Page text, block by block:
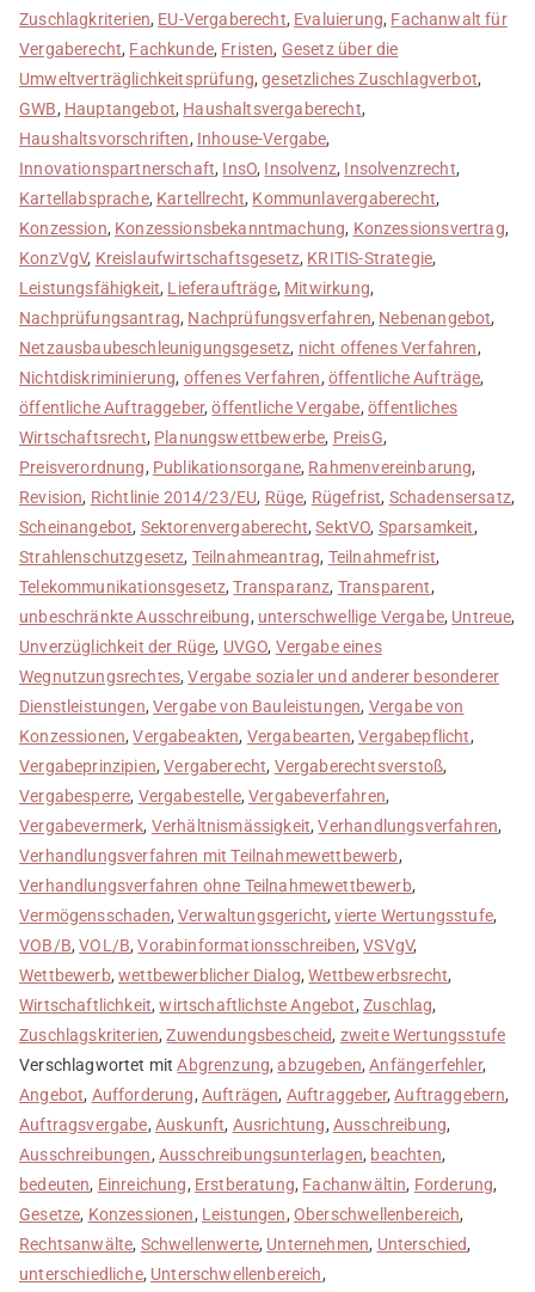
Zuschlagkriterien, EU-Vergaberecht, Evaluierung, Fachanwalt für
Vergaberecht, Fachkunde, Fristen, Gesetz über die
Umweltverträglichkeitsprüfung,gesetzliches Zuschlagverbot,
GWB, Hauptangebot, Haushaltsvergaberecht,
Haushaltsvorschriften, Inhouse-Vergabe,
Innovationspartnerschaft, InsO, Insolvenz, Insolvenzrecht,
Kartellabsprache, Kartellrecht, Kommunlavergaberecht,
Konzession, Konzessionsbekanntmachung, Konzessionsvertrag,
KonzVgV, Kreislaufwirtschaftsgesetz, KRITIS-Strategie,
Leistungsfähigkeit, Lieferaufträge, Mitwirkung,
Nachprüfungsantrag, Nachprüfungsverfahren, Nebenangebot,
Netzausbaubeschleunigungsgesetz, nicht offenes Verfahren,
Nichtdiskriminierung, offenes Verfahren, öffentliche Aufträge,
öffentliche Auftraggeber,öffentliche Vergabe,öffentliches
Wirtschaftsrecht, Planungswettbewerbe, PreisG,
Preisverordnung, Publikationsorgane, Rahmenvereinbarung,
Revision, Richtlinie 2014/23/EU, Rüge, Rügefrist, Schadensersatz,
Scheinangebot, Sektorenvergaberecht,SektVO, Sparsamkeit,
Strahlenschutzgesetz, Teilnahmeantrag, Teilnahmefrist,
Telekommunikationsgesetz,Transparanz, Transparent,
unbeschränkte Ausschreibung, unterschwellige Vergabe, Untreue,
Unverzüglichkeit der Rüge, UVGO, Vergabe eines
Wegnutzungsrechtes,Vergabe sozialer und anderer besonderer
Dienstleistungen,Vergabe von Bauleistungen, Vergabe von
Konzessionen,Vergabeakten, Vergabearten,Vergabepflicht,
Vergabeprinzipien,Vergaberecht, Vergaberechtsverstoß,
Vergabesperre, Vergabestelle,Vergabeverfahren,
Vergabevermerk, Verhältnismässigkeit,Verhandlungsverfahren,
Verhandlungsverfahren mit Teilnahmewettbewerb,
Verhandlungsverfahren ohne Teilnahmewettbewerb,
Vermögensschaden,Verwaltungsgericht,vierte Wertungsstufe,
VOB/B,VOL/B,Vorabinformationsschreiben,VSVgV,
Wettbewerb,wettbewerblicher Dialog,Wettbewerbsrecht,
Wirtschaftlichkeit,wirtschaftlichste Angebot, Zuschlag,
Zuschlagskriterien,Zuwendungsbescheid, zweite Wertungsstufe
Verschlagwortet mitAbgrenzung,abzugeben,Anfängerfehler,
Angebot, Aufforderung, Aufträgen, Auftraggeber,Auftraggebern,
Auftragsvergabe, Auskunft, Ausrichtung, Ausschreibung,
Ausschreibungen, Ausschreibungsunterlagen, beachten,
bedeuten, Einreichung, Erstberatung, Fachanwältin, Forderung,
Gesetze, Konzessionen, Leistungen, Oberschwellenbereich,
Rechtsanwälte, Schwellenwerte, Unternehmen, Unterschied,
unterschiedliche, Unterschwellenbereich,